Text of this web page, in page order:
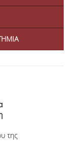
της